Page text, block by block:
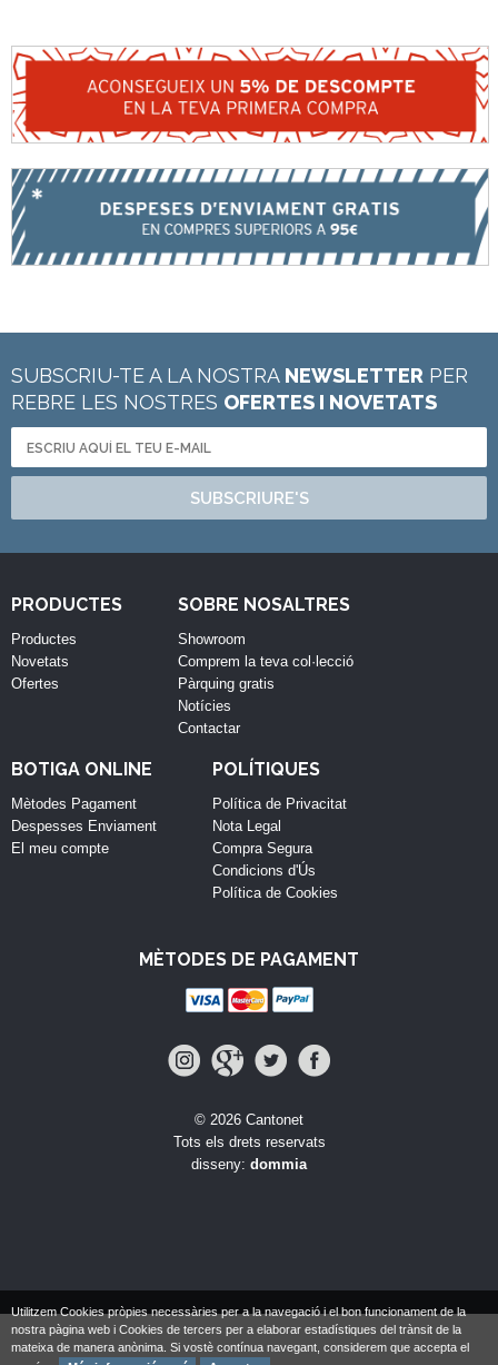
SUBSCRIU-TE A LA NOSTRA NEWSLETTER PER
REBRE LES NOSTRES OFERTES I NOVETATS
SUBSCRIURE'S
PRODUCTES
Productes
Novetats
Ofertes
SOBRE NOSALTRES
Showroom
Comprem la teva col·lecció
Pàrquing gratis
Notícies
Contactar
BOTIGA ONLINE
Mètodes Pagament
Despesses Enviament
El meu compte
POLÍTIQUES
Política de Privacitat
Nota Legal
Compra Segura
Condicions d'Ús
Política de Cookies
MÈTODES DE PAGAMENT
© 2026 Cantonet
Tots els drets reservats
disseny: dommia
Utilitzem Cookies pròpies necessàries per a la navegació i el bon funcionament de la
nostra pàgina web i Cookies de tercers per a elaborar estadístiques del trànsit de la
mateixa de manera anònima. Si vostè contínua navegant, considerem que accepta el